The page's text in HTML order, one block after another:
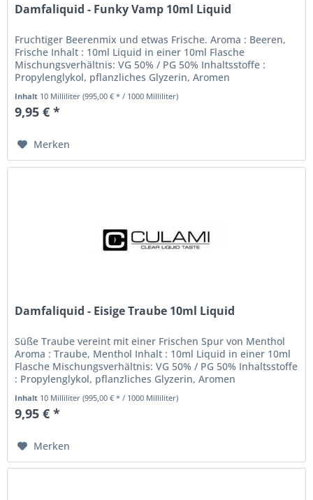
Damfaliquid - Funky Vamp 10ml Liquid
Fruchtiger Beerenmix und etwas Frische. Aroma : Beeren,
Frische Inhalt : 10ml Liquid in einer 10ml Flasche
Mischungsverhältnis: VG 50% / PG 50% Inhaltsstoffe :
Propylenglykol, pflanzliches Glyzerin, Aromen
Nikotinstärke: Sie können...
Inhalt 10 Milliliter(995,00 € * / 1000 Milliliter)
9,95 € *
Merken
Damfaliquid - Eisige Traube 10ml Liquid
Süße Traube vereint mit einer Frischen Spur von Menthol
Aroma : Traube, Menthol Inhalt : 10ml Liquid in einer 10ml
Flasche Mischungsverhältnis: VG 50% / PG 50% Inhaltsstoffe
: Propylenglykol, pflanzliches Glyzerin, Aromen
Inhalt 10 Milliliter(995,00 € * / 1000 Milliliter)
9,95 € *
Merken